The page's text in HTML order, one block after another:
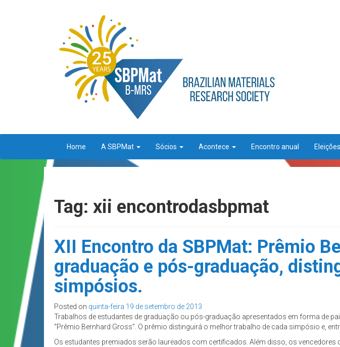
Home A SBPMat Sócios Acontece Encontro anual Eleições
Tag: xii encontrodasbpmat
XII Encontro da SBPMat: Prêmio
graduação e pós-graduação,
simpósios.
Posted on quinta-feira 19 de setembro de 2013
Trabalhos de estudantes de graduação ou pós-graduação apresentados em forma de
“Prêmio Bernhard Gross”. O prêmio distinguirá o melhor trabalho de cada simpósio e,
Os estudantes premiados serão laureados com certificados. Além disso, os